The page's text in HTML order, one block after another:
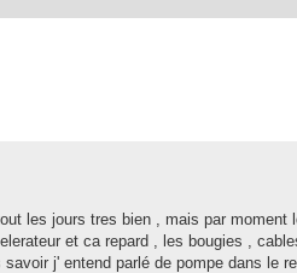
les jours tres bien , mais par moment
et ca repard , les bougies ,
j' entend parlé de pompe dans le